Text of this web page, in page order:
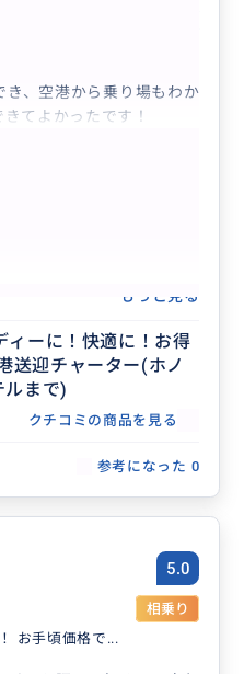
き、空港から乗り場もわか
てよかったです！
もっと見る
ィーに！快適に！お得
送迎チャーター(ホノ
まで)
クチコミの商品を見る
参考になった 0
5.0
相乗り
お手頃価格で...